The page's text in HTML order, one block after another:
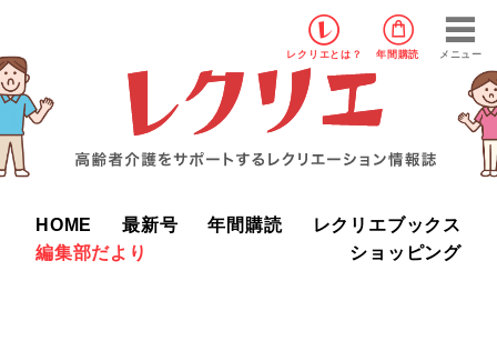
レクリエ とは？ 年間購読 メニュー
HOME 最新号 年間購読
レクリエブックス
編集部だより
ショッピング